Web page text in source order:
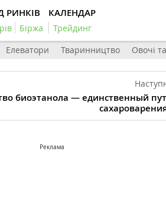
РИНКІВ КАЛЕНДАР
Біржа Трейдинг
Елеватори Тваринництво Овочі
биоэтанола — единственный
Реклама